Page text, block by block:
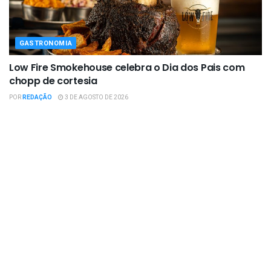
GASTRONOMIA
Low Fire Smokehouse celebra o Dia dos Pais com
chopp de cortesia
PORREDAÇÃO 3 DE AGOSTO DE 2026